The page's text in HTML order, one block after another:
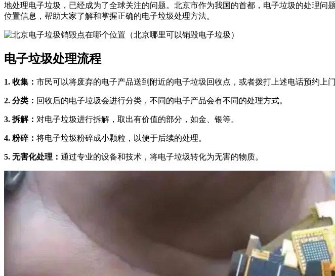
地处理电子垃圾，已经成为了全球关注的问题。北京市作为我国的首都，电子垃圾的处理问
位置信息，帮助大家了解和掌握正确的电子垃圾处理方法。
电子垃圾处理流程
1. 收集： 市民可以将废弃的电子产品送到附近的电子垃圾回收点，或者拨打上述电话预约上门
2. 分类： 回收后的电子垃圾会进行分类，不同的电子产品会有不同的处理方式。
3. 拆解： 对电子垃圾进行拆解，取出有价值的部分，如金、银等。
4. 粉碎： 将电子垃圾粉碎成小颗粒，以便于后续的处理。
5. 无害化处理： 通过专业的设备和技术，将电子垃圾转化为无害的物质。